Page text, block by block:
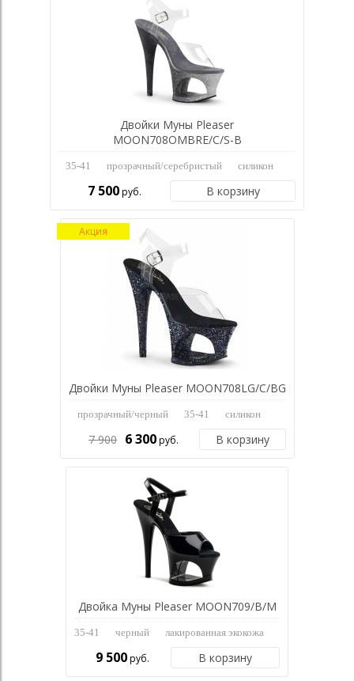
Двойки Муны Pleaser
MOON708OMBRE/C/S-B
35-41 прозрачный/серебристый силикон
7 500руб. В корзину
Акция
Двойки Муны Pleaser MOON708LG/C/BG
прозрачный/черный 35-41 силикон
7 900 6 300руб. В корзину
Двойка Муны Pleaser MOON709/B/M
35-41 черный лакированная экокожа
9 500руб. В корзину